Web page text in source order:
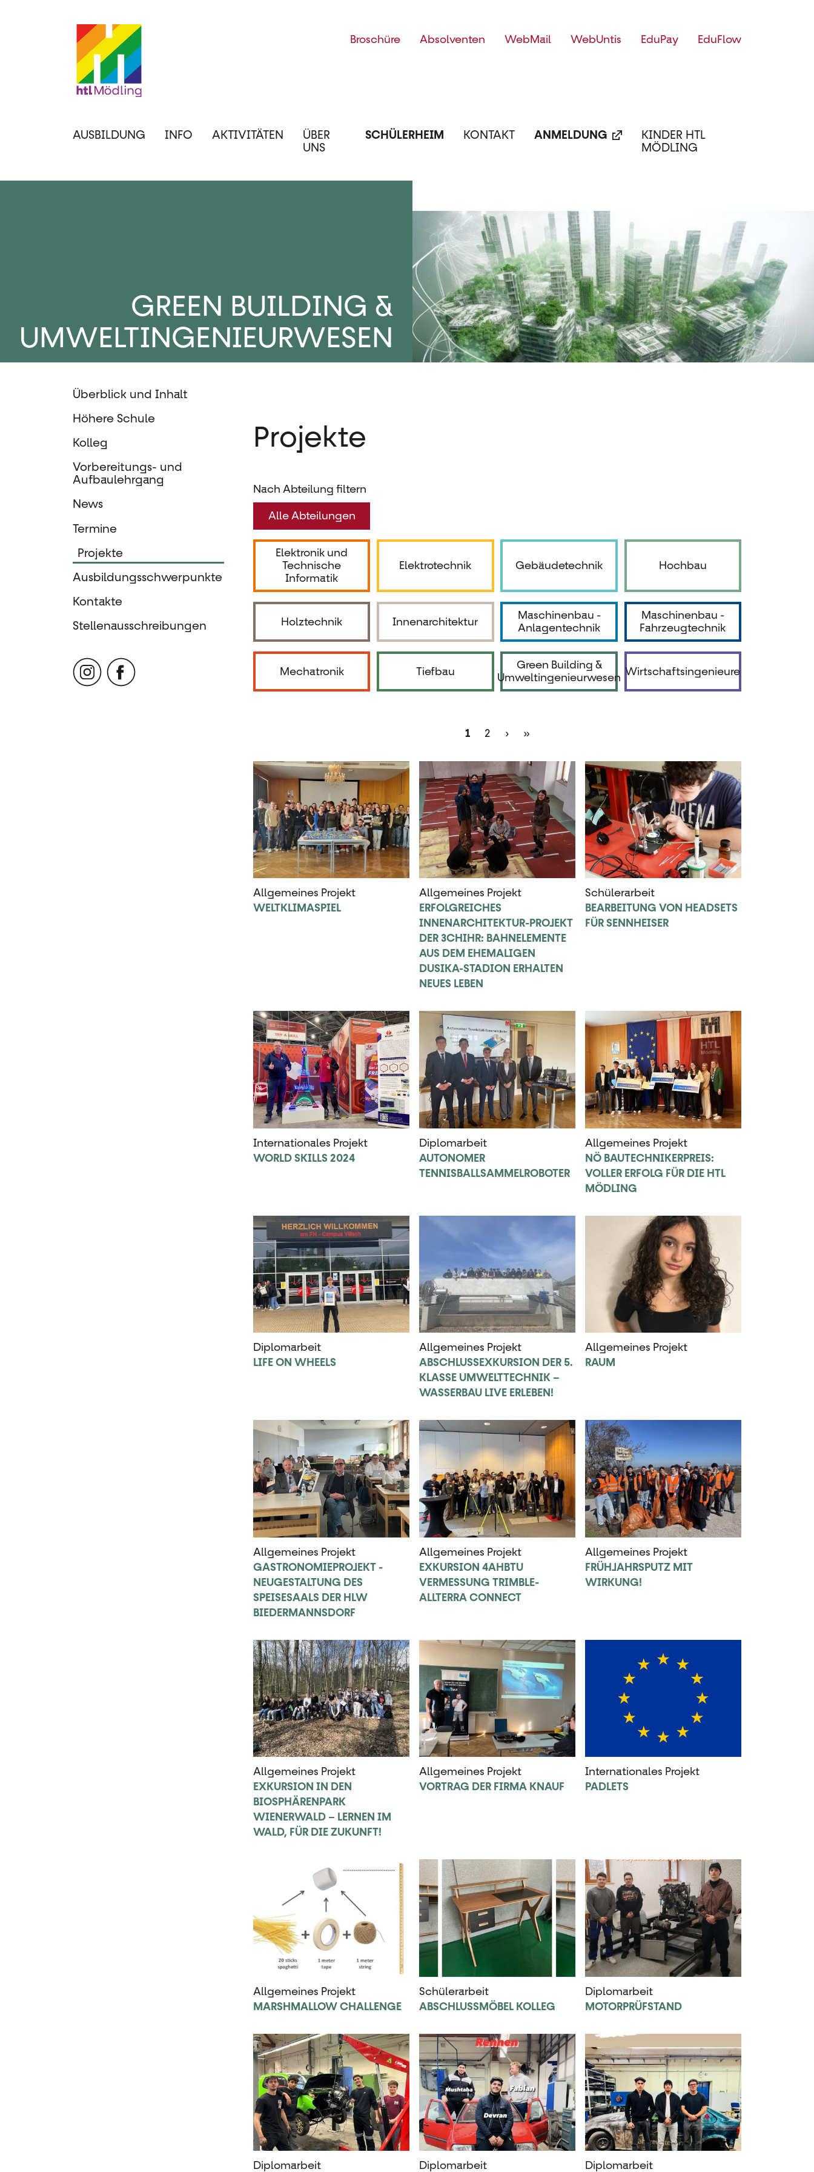
Top
Broschüre Absolventen WebMail WebUntis EduPay EduFlow
Hauptnavigation
AUSBILDUNG INFO AKTIVITÄTEN
ÜBER
UNS
SCHÜLERHEIM KONTAKT ANMELDUNG
KINDER HTL
MÖDLING
GREEN BUILDING &
UMWELTINGENIEURWESEN
Überblick und Inhalt
Höhere Schule
Kolleg
Vorbereitungs- und
Aufbaulehrgang
News
Termine
Projekte
Ausbildungsschwerpunkte
Kontakte
Stellenausschreibungen
Projekte
Nach Abteilung filtern
Alle Abteilungen
Elektronik und
Technische
Informatik
Elektrotechnik Gebäudetechnik Hochbau
Holztechnik Innenarchitektur
Maschinenbau -
Anlagentechnik
Maschinenbau -
Fahrzeugtechnik
Mechatronik Tiefbau
Green Building &
Umweltingenieurwesen Wirtschaftsingenieure
Aktuelle
1 Page
2
Nächste
›
Letzte
»
Allgemeines Projekt
WELTKLIMASPIEL
Allgemeines Projekt
ERFOLGREICHES
INNENARCHITEKTUR-PROJEKT
DER 3CHIHR: BAHNELEMENTE
AUS DEM EHEMALIGEN
DUSIKA-STADION ERHALTEN
NEUES LEBEN
Schülerarbeit
BEARBEITUNG VON HEADSETS
FÜR SENNHEISER
Internationales Projekt
WORLD SKILLS 2024
Diplomarbeit
AUTONOMER
TENNISBALLSAMMELROBOTER
Allgemeines Projekt
NÖ BAUTECHNIKERPREIS:
VOLLER ERFOLG FÜR DIE HTL
MÖDLING
Diplomarbeit
LIFE ON WHEELS
Allgemeines Projekt
ABSCHLUSSEXKURSION DER 5.
KLASSE UMWELTTECHNIK –
WASSERBAU LIVE ERLEBEN!
Allgemeines Projekt
RAUM
Allgemeines Projekt
GASTRONOMIEPROJEKT -
NEUGESTALTUNG DES
SPEISESAALS DER HLW
BIEDERMANNSDORF
Allgemeines Projekt
EXKURSION 4AHBTU
VERMESSUNG TRIMBLE-
ALLTERRA CONNECT
Allgemeines Projekt
FRÜHJAHRSPUTZ MIT
WIRKUNG!
Allgemeines Projekt
EXKURSION IN DEN
BIOSPHÄRENPARK
WIENERWALD – LERNEN IM
WALD, FÜR DIE ZUKUNFT!
Allgemeines Projekt
VORTRAG DER FIRMA KNAUF
Internationales Projekt
PADLETS
Allgemeines Projekt
MARSHMALLOW CHALLENGE
Schülerarbeit
ABSCHLUSSMÖBEL KOLLEG
Diplomarbeit
MOTORPRÜFSTAND
Diplomarbeit Diplomarbeit Diplomarbeit